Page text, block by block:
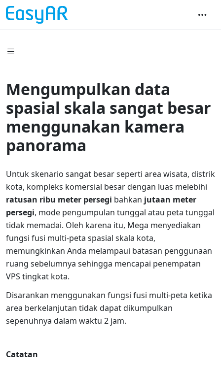
Mengumpulkan data
spasial skala sangat besar
menggunakan kamera
panorama
Untuk skenario sangat besar seperti area wisata, distrik
kota, kompleks komersial besar dengan luas melebihi
ratusan ribu meter persegi bahkan jutaan meter
persegi, mode pengumpulan tunggal atau peta tunggal
tidak memadai. Oleh karena itu, Mega menyediakan
fungsi fusi multi-peta spasial skala kota,
memungkinkan Anda melampaui batasan penggunaan
ruang sebelumnya sehingga mencapai penempatan
VPS tingkat kota.
Disarankan menggunakan fungsi fusi multi-peta ketika
area berkelanjutan tidak dapat dikumpulkan
sepenuhnya dalam waktu 2 jam.
Catatan